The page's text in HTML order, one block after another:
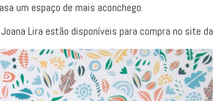
um espaço de mais aconchego.
Lira estão disponíveis para compra no site da